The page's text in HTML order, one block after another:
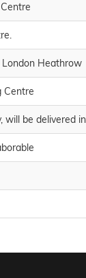
London Heathrow
Centre
be delivered